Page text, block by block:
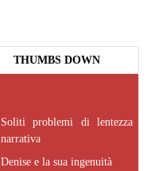
THUMBS DOWN
Soliti problemi di lentezza
narrativa
Denise e la sua ingenuità